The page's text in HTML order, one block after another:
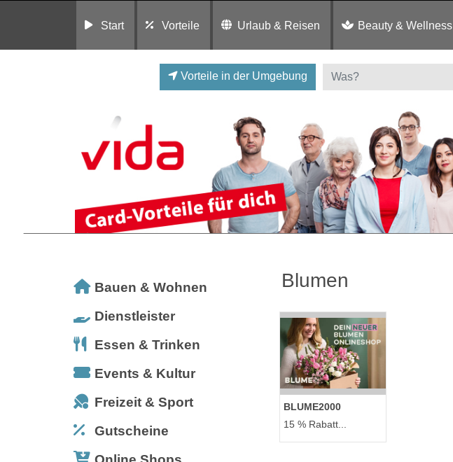
Start Vorteile Urlaub & Reisen Beauty & Wellness
Vorteile in der Umgebung
Bauen & Wohnen
Dienstleister
Essen & Trinken
Events & Kultur
Freizeit & Sport
Gutscheine
Blumen
BLUME2000
15 % Rabatt...